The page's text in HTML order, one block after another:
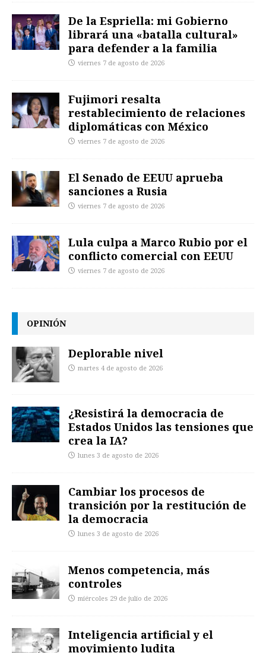
De la Espriella: mi Gobierno
librará una «batalla cultural»
para defender a la familia
viernes 7 de agosto de 2026
Fujimori resalta
restablecimiento de relaciones
diplomáticas con México
viernes 7 de agosto de 2026
El Senado de EEUU aprueba
sanciones a Rusia
viernes 7 de agosto de 2026
Lula culpa a Marco Rubio por el
conflicto comercial con EEUU
viernes 7 de agosto de 2026
OPINIÓN
Deplorable nivel
martes 4 de agosto de 2026
¿Resistirá la democracia de
Estados Unidos las tensiones que
crea la IA?
lunes 3 de agosto de 2026
Cambiar los procesos de
transición por la restitución de
la democracia
lunes 3 de agosto de 2026
Menos competencia, más
controles
miércoles 29 de julio de 2026
Inteligencia artificial y el
movimiento ludita